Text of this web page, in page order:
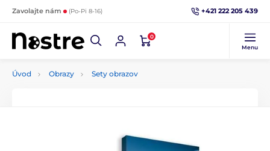
Zavolajte nám (Po-Pi 8-16) +421 222 205 439
0
Menu
Úvod Obrazy Sety obrazov